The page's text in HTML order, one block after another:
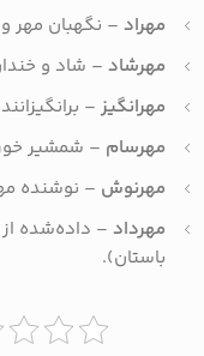
مهراد – نگهبان مهر
مهرشاد – شاد و
مهرانگیز –
مهرسام – شمشیر
مهرنوش – نوشنده
مهرداد – داده‌شده
باستان).